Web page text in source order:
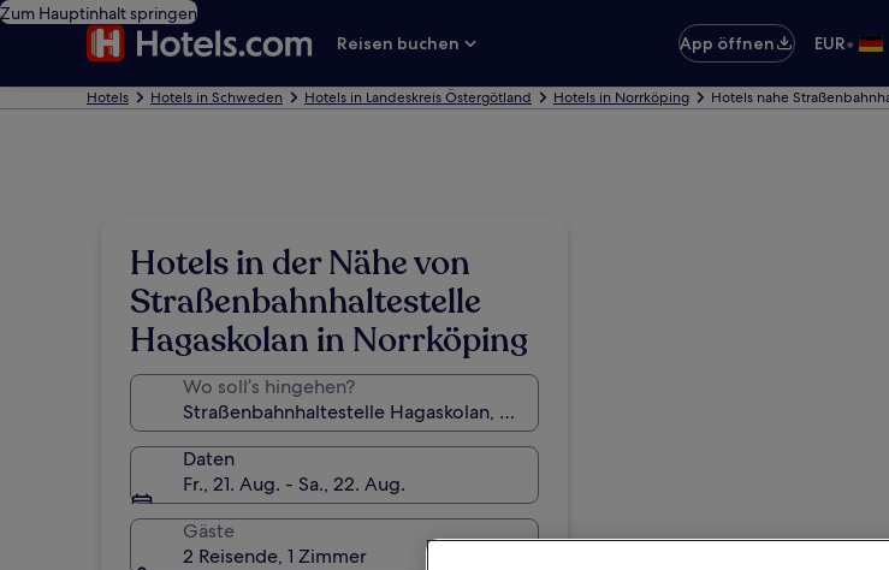
Zum Hauptinhalt springen
Reisen buchen
App öffnen EUR•
Hotels Hotels in Schweden Hotels in Landeskreis Östergötland Hotels in Norrköping Hotels nahe
Hotels in der Nähe von
Straßenbahnhaltestelle
Hagaskolan in Norrköping
Wo soll’s hingehen?
Daten
Fr., 21. Aug. - Sa., 22. Aug.
Gäste
2 Reisende, 1 Zimmer